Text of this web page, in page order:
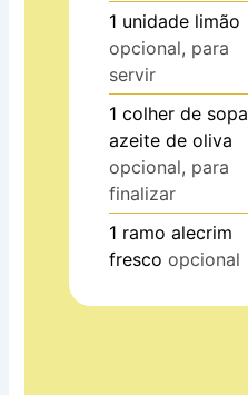
1 unidade limão
opcional, para
servir
1 colher de sopa
azeite de oliva
opcional, para
finalizar
1 ramo alecrim
fresco opcional